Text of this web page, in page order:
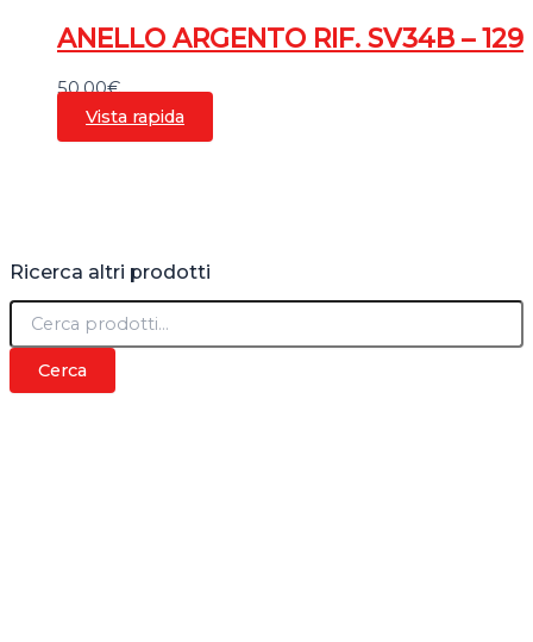
Ricerca altri prodotti
C
r
Cerca
ANELLO ARGENTO RIF. SV34B – 129
50,00€
Vista rapida